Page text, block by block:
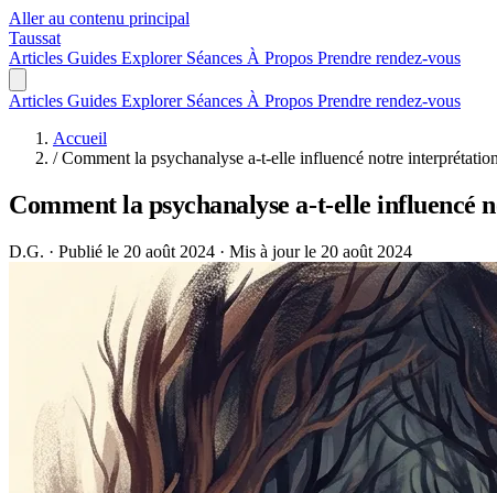
Aller au contenu principal
Taussat
Articles Guides Explorer Séances À Propos Prendre rendez-vous
Articles Guides Explorer Séances À Propos Prendre rendez-vous
Accueil
/ Comment la psychanalyse a-t-elle influencé notre
Comment la psychanalyse a-t-elle
D.G. · Publié le 20 août 2024 · Mis à jour le 20 août 2024